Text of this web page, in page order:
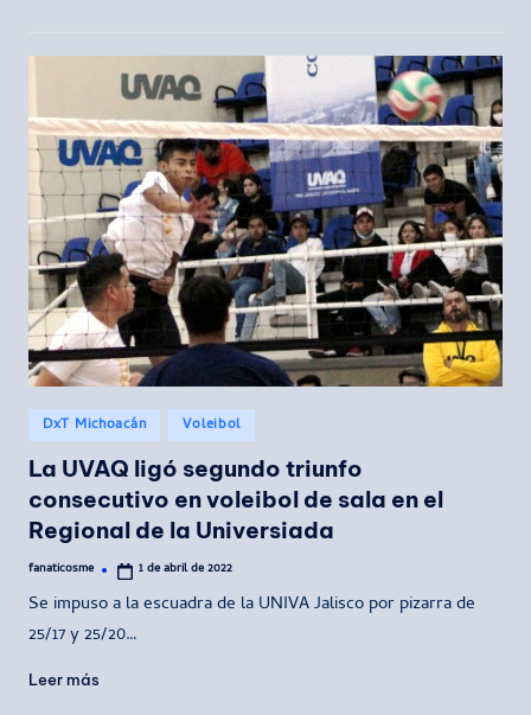
Publicado
en
DxT Michoacán Voleibol
La UVAQ ligó segundo triunfo
consecutivo en voleibol de sala en el
Regional de la Universiada
Publicado
fanaticosme 1 de abril de 2022
Se impuso a la escuadra de la UNIVA Jalisco por pizarra de
25/17 y 25/20…
Leer más